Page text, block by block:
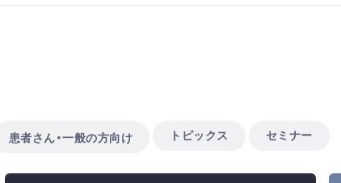
患者さん・一般の方向け トピックス セミナー